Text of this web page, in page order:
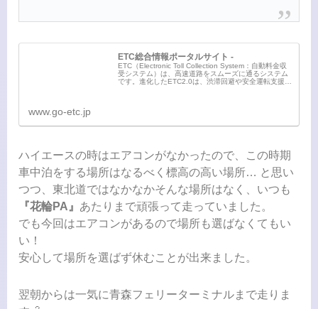
ETC総合情報ポータルサイト -
ETC（Electronic Toll Collection System：自動料金収
受システム）は、高速道路をスムーズに通るシステム
です。進化したETC2.0は、渋滞回避や安全運転支援な
www.go-etc.jp
ハイエースの時はエアコンがなかったので、この時期
車中泊をする場所はなるべく標高の高い場所… と思い
つつ、東北道ではなかなかそんな場所はなく、いつも
『花輪PA』 あたりまで頑張って走っていました。
でも今回はエアコンがあるので場所も選ばなくてもい
い！
安心して場所を選ばず休むことが出来ました。
翌朝からは一気に青森フェリーターミナルまで走りま